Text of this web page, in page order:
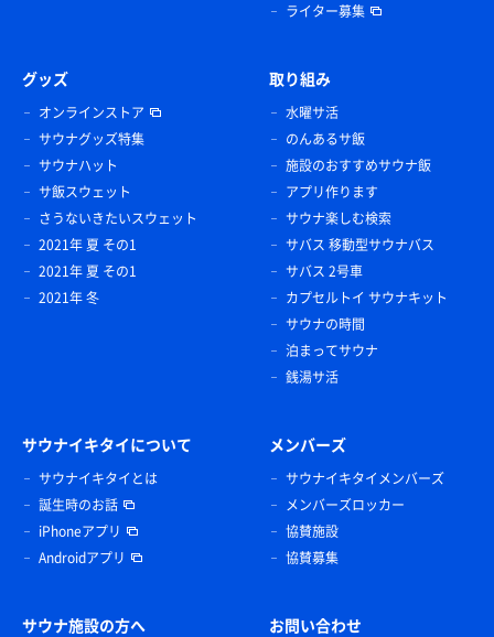
ライター募集
グッズ
オンラインストア
サウナグッズ特集
サウナハット
サ飯スウェット
さうないきたいスウェット
2021年 夏 その1
2021年 夏 その1
2021年 冬
取り組み
水曜サ活
のんあるサ飯
施設のおすすめサウナ飯
アプリ作ります
サウナ楽しむ検索
サバス 移動型サウナバス
サバス 2号車
カプセルトイ サウナキット
サウナの時間
泊まってサウナ
銭湯サ活
サウナイキタイについて
サウナイキタイとは
誕生時のお話
iPhoneアプリ
Androidアプリ
メンバーズ
サウナイキタイメンバーズ
メンバーズロッカー
協賛施設
協賛募集
サウナ施設の方へ お問い合わせ